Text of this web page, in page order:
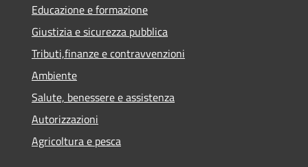
Educazione e formazione
Giustizia e sicurezza pubblica
Tributi,finanze e contravvenzioni
Ambiente
Salute, benessere e assistenza
Autorizzazioni
Agricoltura e pesca